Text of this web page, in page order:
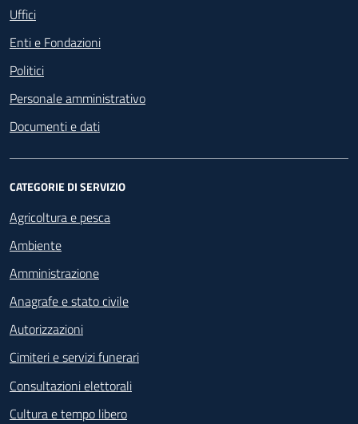
Uffici
Enti e Fondazioni
Politici
Personale amministrativo
Documenti e dati
CATEGORIE DI SERVIZIO
Agricoltura e pesca
Ambiente
Amministrazione
Anagrafe e stato civile
Autorizzazioni
Cimiteri e servizi funerari
Consultazioni elettorali
Cultura e tempo libero